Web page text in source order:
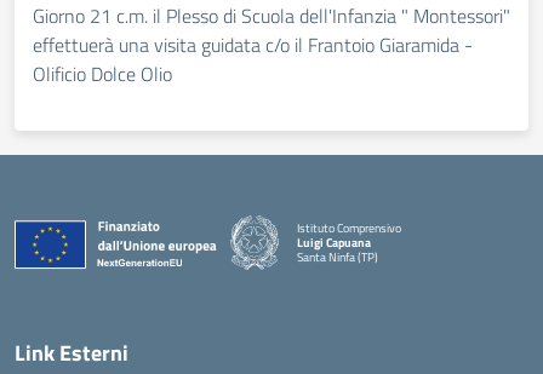
Giorno 21 c.m. il Plesso di Scuola dell'Infanzia " Montessori"
effettuerà una visita guidata c/o il Frantoio Giaramida -
Olificio Dolce Olio
Istituto Comprensivo
Luigi Capuana
Santa Ninfa (TP)
Link Esterni